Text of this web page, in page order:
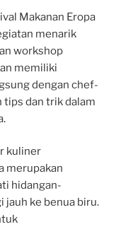
Makanan Eropa
menarik
workshop
memiliki
dengan chef-
tips dan trik dalam
kuliner
merupakan
hidangan-
jauh ke benua biru.